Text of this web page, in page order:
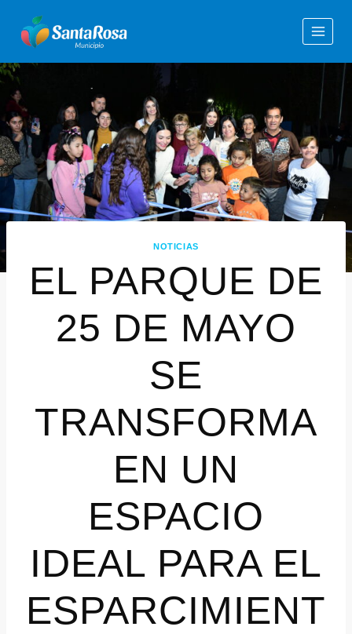
NOTICIAS
EL PARQUE DE
25 DE MAYO
SE
TRANSFORMA
EN UN
ESPACIO
IDEAL PARA EL
ESPARCIMIENT